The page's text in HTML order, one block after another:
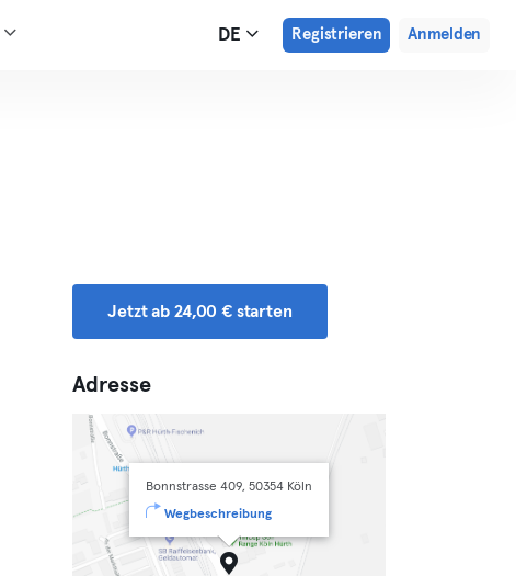
DE Registrieren Anmelden
Jetzt ab 24,00 € starten
Adresse
Bonnstrasse 409, 50354 Köln
Wegbeschreibung